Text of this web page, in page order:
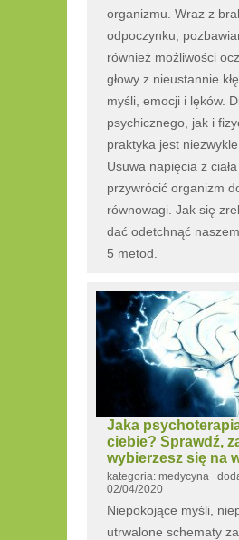
organizmu. Wraz z
odpoczynku,
również możliwości
głowy z nieustannie
myśli, emocji i lęków.
psychicznego, jak i
praktyka jest
Usuwa napięcia z
przywrócić organizm
równowagi. Jak się
dać odetchnąć
5 metod.
Jaka
ciebie? Sprawdź,
wybierzesz się na
kategoria: medycyna
02/04/2020
Niepokojące myśli,
utrwalone schematy